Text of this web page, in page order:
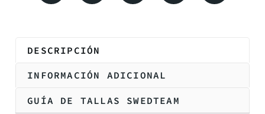
DESCRIPCIÓN
INFORMACIÓN ADICIONAL
GUÍA DE TALLAS SWEDTEAM